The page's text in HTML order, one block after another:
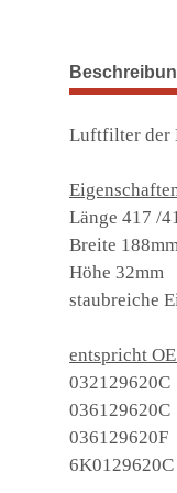
weitere
Luftfilter der
Länge 417 /
Breite
Höhe 32mm
staubreiche
entspricht
032129620C
036129620C
036129620F
6K0129620C